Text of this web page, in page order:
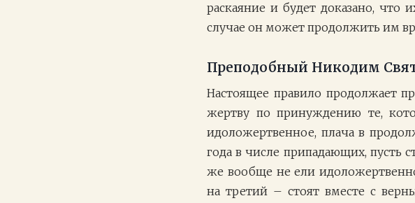
раскаяние и будет доказано,
случае он может продолжить им
Преподобный Никодим
Настоящее правило продолжает
жертву по принуждению те,
идоложертвенное, плача в
года в числе припадающих, пусть
же вообще не ели
на третий – стоят вместе с